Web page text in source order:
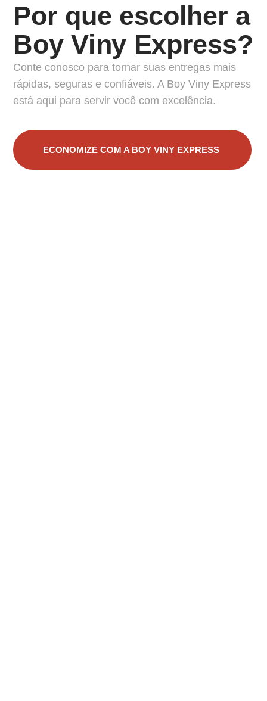
Por que escolher a
Boy Viny Express?
Conte conosco para tornar suas entregas mais
rápidas, seguras e confiáveis. A Boy Viny Express
está aqui para servir você com excelência.
ECONOMIZE COM A BOY VINY EXPRESS